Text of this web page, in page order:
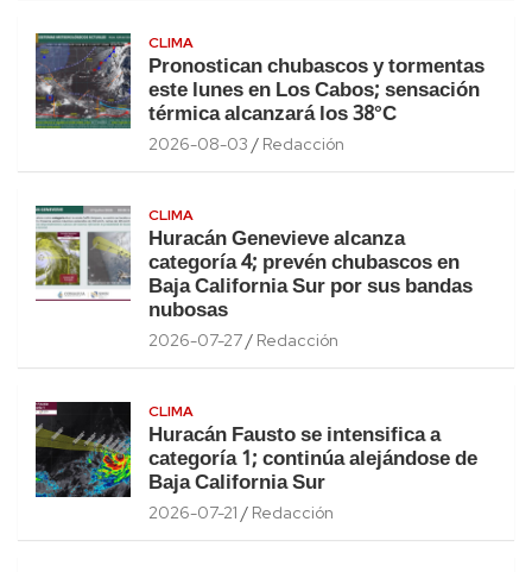
CLIMA
Pronostican chubascos y tormentas
este lunes en Los Cabos; sensación
térmica alcanzará los 38°C
2026-08-03 Redacción
CLIMA
Huracán Genevieve alcanza
categoría 4; prevén chubascos en
Baja California Sur por sus bandas
nubosas
2026-07-27 Redacción
CLIMA
Huracán Fausto se intensifica a
categoría 1; continúa alejándose de
Baja California Sur
2026-07-21 Redacción